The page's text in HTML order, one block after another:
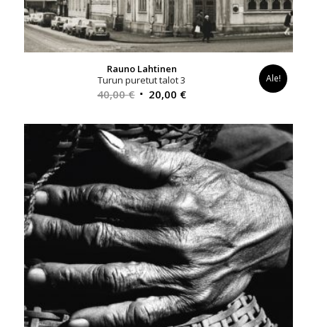
Rauno Lahtinen
Turun puretut talot 3
40,00€ Alkuperäinen
oli:
40,00 €.
20,00 €Nykyinen
on:
20,00 €.
Ale!